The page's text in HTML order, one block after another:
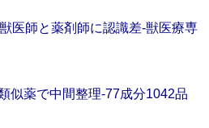
医師と薬剤師に認識差‐獣医療専
似薬で中間整理‐77成分1042品